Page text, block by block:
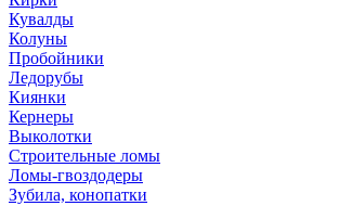
Кувалды
Колуны
Пробойники
Ледорубы
Киянки
Кернеры
Выколотки
Строительные ломы
Ломы-гвоздодеры
Зубила, конопатки